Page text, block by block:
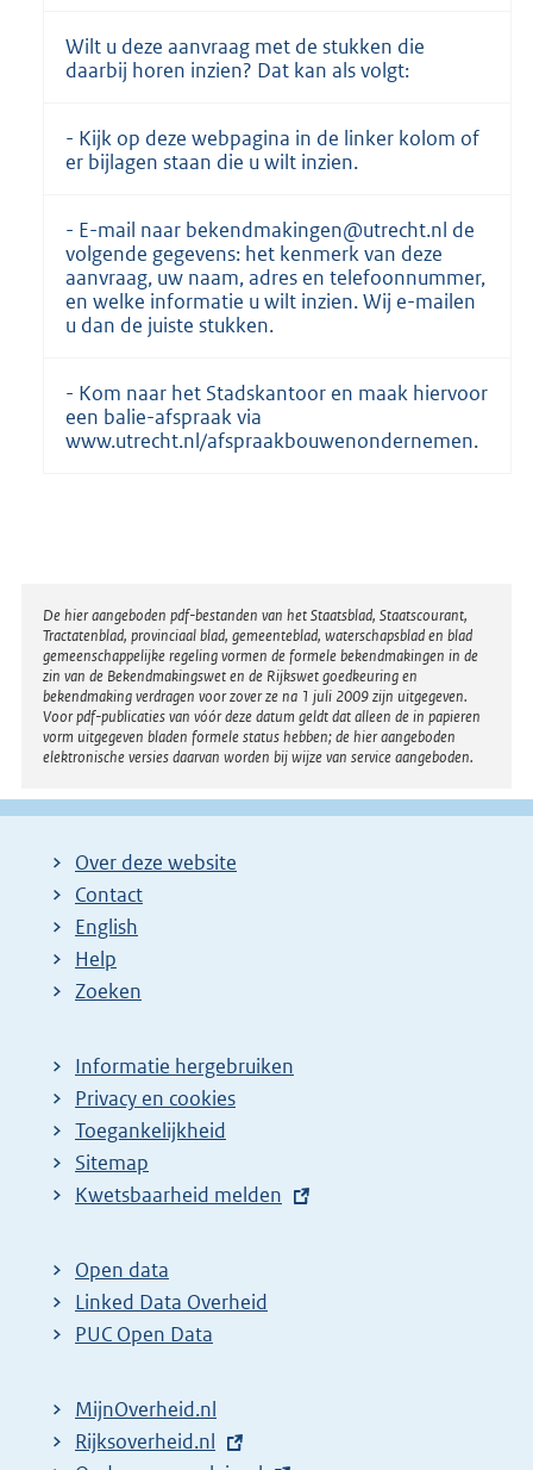
Wilt u deze aanvraag met de stukken die
daarbij horen inzien? Dat kan als volgt:
- Kijk op deze webpagina in de linker kolom of
er bijlagen staan die u wilt inzien.
- E-mail naar bekendmakingen@utrecht.nl de
volgende gegevens: het kenmerk van deze
aanvraag, uw naam, adres en telefoonnummer,
en welke informatie u wilt inzien. Wij e-mailen
u dan de juiste stukken.
- Kom naar het Stadskantoor en maak hiervoor
een balie-afspraak via
www.utrecht.nl/afspraakbouwenondernemen.
Disclaimer
De hier aangeboden pdf-bestanden van het Staatsblad, Staatscourant,
Tractatenblad, provinciaal blad, gemeenteblad, waterschapsblad en blad
gemeenschappelijke regeling vormen de formele bekendmakingen in de
zin van de Bekendmakingswet en de Rijkswet goedkeuring en
bekendmaking verdragen voor zover ze na 1 juli 2009 zijn uitgegeven.
Voor pdf-publicaties van vóór deze datum geldt dat alleen de in papieren
vorm uitgegeven bladen formele status hebben; de hier aangeboden
elektronische versies daarvan worden bij wijze van service aangeboden.
Over deze website
Contact
English
Help
Zoeken
Informatie hergebruiken
Privacy en cookies
Toegankelijkheid
Sitemap
E
t
e
r
l
i
Kwetsbaarheid melden
Open data
Linked Data Overheid
PUC Open Data
MijnOverheid.nl
E
Rijksoverheid.nl